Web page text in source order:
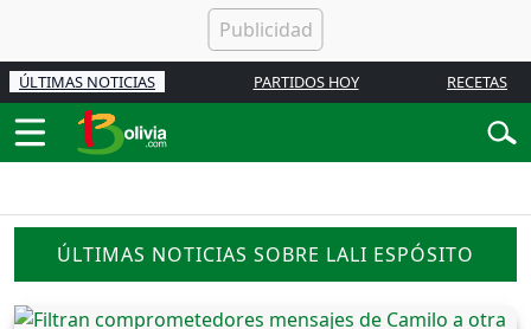
ÚLTIMAS NOTICIAS PARTIDOS HOY RECETAS
ÚLTIMAS NOTICIAS SOBRE LALI ESPÓSITO